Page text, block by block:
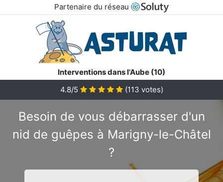
Partenaire du réseau
Interventions dans l'Aube (10)
4.8/5 (113 votes)
Besoin de vous débarrasser d'un
nid de guêpes à Marigny-le-Châtel
?